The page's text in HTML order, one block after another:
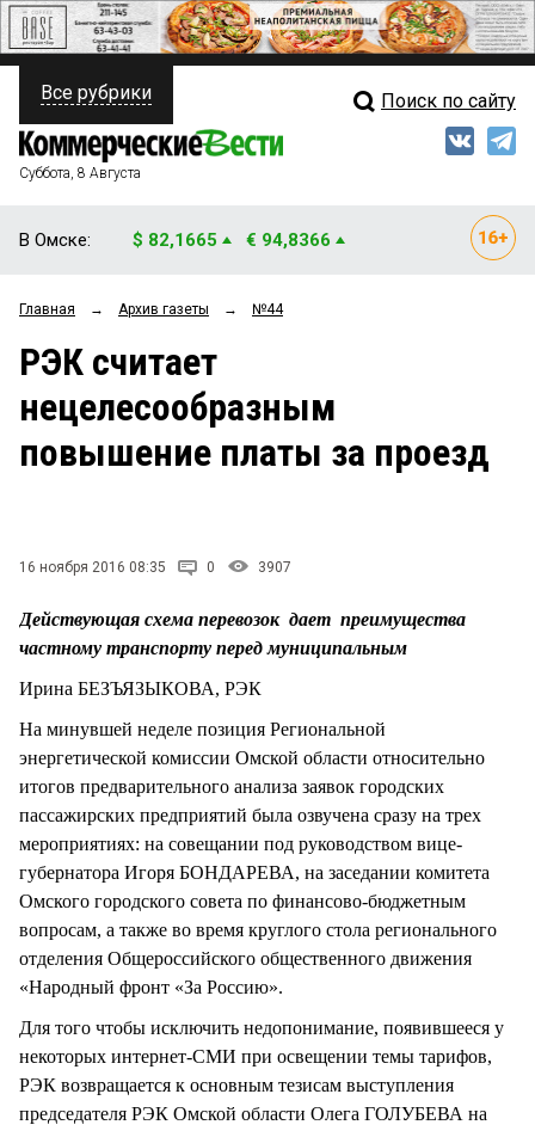
ПОЛИТИКА
ФИНАНСЫ
ОБЩЕСТВО
ЗАКОН
НОВОСТИ КОМПАНИЙ
Свежий выпуск
Блоги
Архив
Все рубрики Поиск по сайту
Суббота, 8 Августа
В Омске: $ 82,1665 € 94,8366
Главная → Архив газеты → №44
РЭК считает
нецелесообразным
повышение платы за проезд
16 ноября 2016 08:35 0 3907
Действующая схема перевозок дает преимущества
частному транспорту перед муниципальным
Ирина БЕЗЪЯЗЫКОВА, РЭК
На минувшей неделе позиция Региональной
энергетической комиссии Омской области относительно
итогов предварительного анализа заявок городских
пассажирских предприятий была озвучена сразу на трех
мероприятиях: на совещании под руководством вице-
губернатора Игоря БОНДАРЕВА, на заседании комитета
Омского городского совета по финансово-бюджетным
вопросам, а также во время круглого стола регионального
отделения Общероссийского общественного движения
«Народный фронт «За Россию».
Для того чтобы исключить недопонимание, появившееся у
некоторых интернет-СМИ при освещении темы тарифов,
РЭК возвращается к основным тезисам выступления
председателя РЭК Омской области Олега ГОЛУБЕВА на